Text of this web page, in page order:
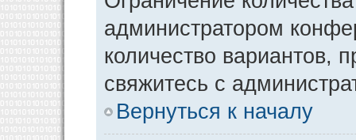
администратором
количество вариантов,
свяжитесь с
Вернуться к началу